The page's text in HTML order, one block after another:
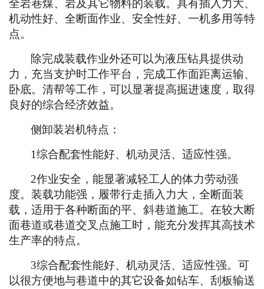
全岩巷煤、岩及其它物料的装载。具有插入力大、
机动性好、全断面作业、安全性好、一机多用等特
点。
除完成装载作业外还可以为液压钻具提供动
力，充当支护时工作平台，完成工作面距离运输、
卧底。清帮等工作，可以显著提高掘进速度，取得
良好的综合经济效益。
侧卸装岩机特点：
1综合配套性能好、机动灵活、适应性强。
2作业安全，能显著减轻工人的体力劳动强
度。装载功能强，履带行走插入力大，全断面装
载，适用于各种断面的平、斜巷道施工。在较大断
面巷道或巷道交叉点施工时，能充分发挥其高技术
生产率的特点。
3综合配套性能好、机动灵活、适应性强。可
以很方便地与巷道中的其它设备如钻车、刮板输送